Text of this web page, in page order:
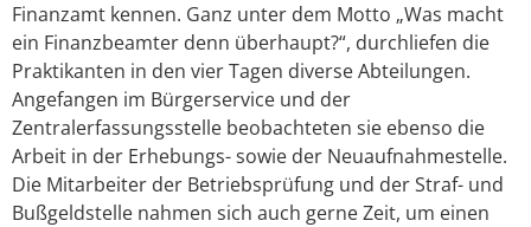
Finanzamt kennen. Ganz unter dem Motto „Was macht
ein Finanzbeamter denn überhaupt?“, durchliefen die
Praktikanten in den vier Tagen diverse Abteilungen.
Angefangen im Bürgerservice und der
Zentralerfassungsstelle beobachteten sie ebenso die
Arbeit in der Erhebungs- sowie der Neuaufnahmestelle.
Die Mitarbeiter der Betriebsprüfung und der Straf- und
Bußgeldstelle nahmen sich auch gerne Zeit, um einen